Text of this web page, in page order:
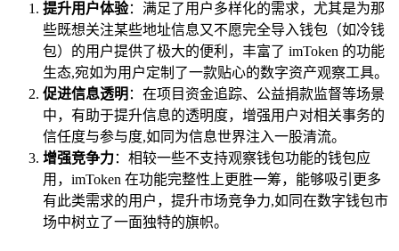
提升用户体验：满足了用户多样化的需求，尤其是为那
些既想关注某些地址信息又不愿完全导入钱包（如冷钱
包）的用户提供了极大的便利，丰富了 imToken 的功能
生态,宛如为用户定制了一款贴心的数字资产观察工具。
促进信息透明 ：在项目资金追踪、公益捐款监督等场景
中，有助于提升信息的透明度，增强用户对相关事务的
信任度与参与度,如同为信息世界注入一股清流。
增强竞争力：相较一些不支持观察钱包功能的钱包应
用，imToken 在功能完整性上更胜一筹，能够吸引更多
有此类需求的用户，提升市场竞争力,如同在数字钱包市
场中树立了一面独特的旗帜。